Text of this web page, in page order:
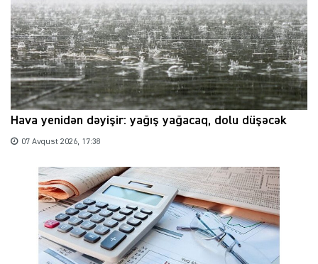
Hava yenidən dəyişir: yağış yağacaq, dolu düşəcək
07 Avqust 2026, 17:38